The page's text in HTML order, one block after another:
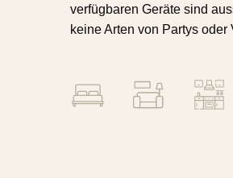
verfügbaren Geräte sind
keine Arten von Partys